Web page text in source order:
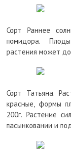
Сорт Раннее
помидора.
растения может
Сорт Татьяна.
красные, формы
200г. Растение
пасынковании и